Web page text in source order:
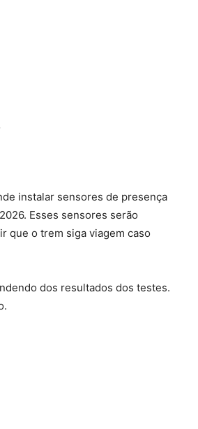
instalar sensores de presença
Esses sensores serão
que o trem siga viagem caso
dos resultados dos testes.